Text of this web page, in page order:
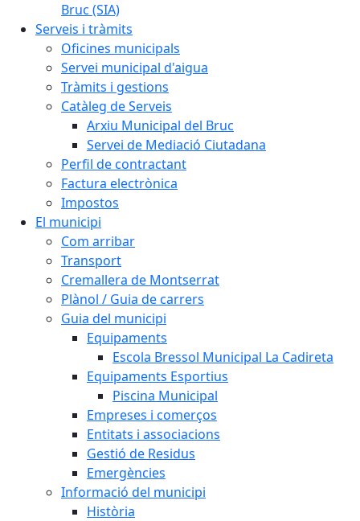
Bruc (SIA)
Serveis i tràmits
Oficines municipals
Servei municipal d'aigua
Tràmits i gestions
Catàleg de Serveis
Arxiu Municipal del Bruc
Servei de Mediació Ciutadana
Perfil de contractant
Factura electrònica
Impostos
El municipi
Com arribar
Transport
Cremallera de Montserrat
Plànol / Guia de carrers
Guia del municipi
Equipaments
Escola Bressol Municipal La Cadireta
Equipaments Esportius
Piscina Municipal
Empreses i comerços
Entitats i associacions
Gestió de Residus
Emergències
Informació del municipi
Història